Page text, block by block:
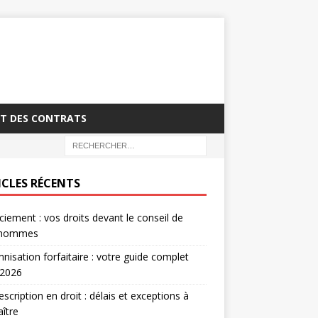
DES CONTRATS
RÉCENTS
: vos droits devant le conseil de
forfaitaire : votre guide complet
en droit : délais et exceptions à